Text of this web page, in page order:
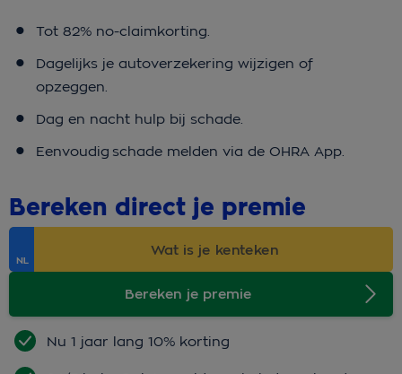
Tot 82% no-claimkorting.
Dagelijks je autoverzekering wijzigen of
opzeggen.
Dag en nacht hulp bij schade.
Eenvoudig schade melden via de OHRA App.
Bereken direct je premie
Bereken je premie
Nu 1 jaar lang 10% korting